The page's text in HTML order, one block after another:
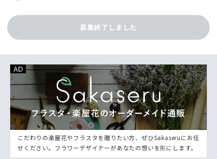
募集終了しました
こだわりの楽屋花やフラスタを贈りたい方、ぜひSakaseruにお任
せください。フラワーデザイナーがあなたの想いを形にします。